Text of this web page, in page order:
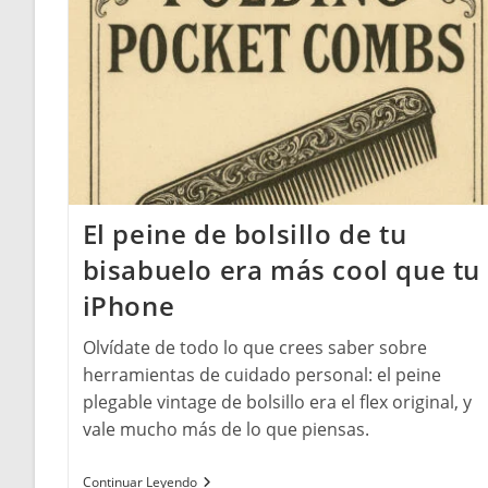
El peine de bolsillo de tu
bisabuelo era más cool que tu
iPhone
Olvídate de todo lo que crees saber sobre
herramientas de cuidado personal: el peine
plegable vintage de bolsillo era el flex original, y
vale mucho más de lo que piensas.
Continuar LeyendoEl